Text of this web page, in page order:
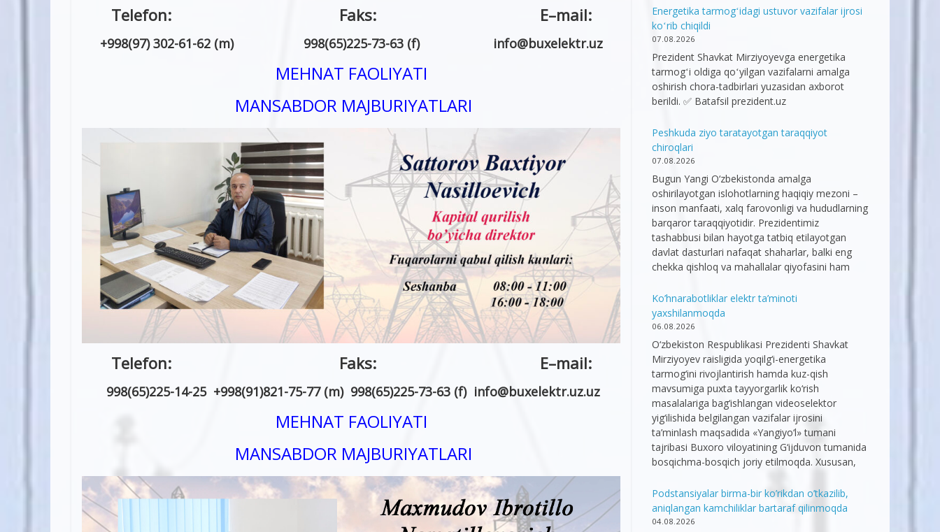
Telefon: Faks: E–mail:
+998(97) 302-61-62 (m) 998(65)225-73-63 (f) info@buxelektr.uz
MEHNAT FAOLIYATI
MANSABDOR MAJBURIYATLARI
Telefon: Faks: E–mail:
998(65)225-14-25 +998(91)821-75-77 (m) 998(65)225-73-63 (f) info@buxelektr.uz.uz
MEHNAT FAOLIYATI
MANSABDOR MAJBURIYATLARI
Energetika tarmogʻidagi ustuvor vazifalar ijrosi
koʻrib chiqildi
07.08.2026
Prezident Shavkat Mirziyoyevga energetika
tarmogʻi oldiga qoʻyilgan vazifalarni amalga
oshirish chora-tadbirlari yuzasidan axborot
berildi. ✅ Batafsil prezident.uz
Peshkuda ziyo taratayotgan taraqqiyot
chiroqlari
07.08.2026
Bugun Yangi O‘zbekistonda amalga
oshirilayotgan islohotlarning haqiqiy mezoni –
inson manfaati, xalq farovonligi va hududlarning
barqaror taraqqiyotidir. Prezidentimiz
tashabbusi bilan hayotga tatbiq etilayotgan
davlat dasturlari nafaqat shaharlar, balki eng
chekka qishloq va mahallalar qiyofasini ham
Ko’hnarabotliklar elektr ta’minoti
yaxshilanmoqda
06.08.2026
O‘zbekiston Respublikasi Prezidenti Shavkat
Mirziyoyev raisligida yoqilg‘i-energetika
tarmog‘ini rivojlantirish hamda kuz-qish
mavsumiga puxta tayyorgarlik ko‘rish
masalalariga bag‘ishlangan videoselektor
yig‘ilishida belgilangan vazifalar ijrosini
ta’minlash maqsadida «Yangiyo‘l» tumani
tajribasi Buxoro viloyatining G‘ijduvon tumanida
bosqichma-bosqich joriy etilmoqda. Xususan,
Podstansiyalar birma-bir ko’rikdan o’tkazilib,
aniqlangan kamchiliklar bartaraf qilinmoqda
04.08.2026